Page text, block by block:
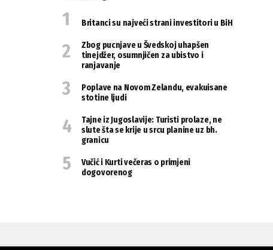
Britanci su najveći strani investitori u BiH
Zbog pucnjave u Švedskoj uhapšen
tinejdžer, osumnjičen za ubistvo i
ranjavanje
Poplave na Novom Zelandu, evakuisane
stotine ljudi
Tajne iz Jugoslavije: Turisti prolaze, ne
slute šta se krije u srcu planine uz bh.
granicu
Vučić i Kurti večeras o primjeni
dogovorenog